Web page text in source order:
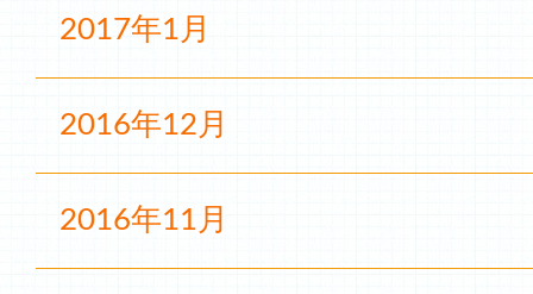
2017年1月
2016年12月
2016年11月